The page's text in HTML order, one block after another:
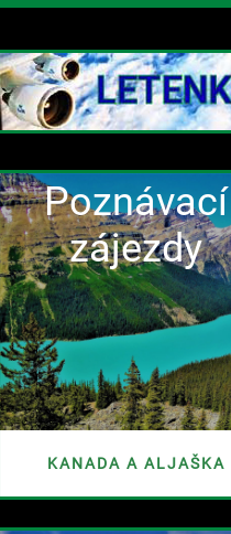
Poznávací
zájezdy
KANADA A ALJAŠKA